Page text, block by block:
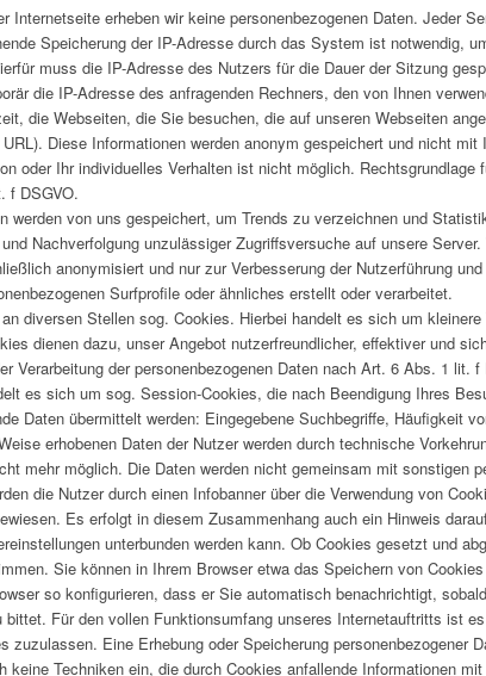
Internetseite erheben wir keine personenbezogenen Daten. Jeder
Speicherung der IP-Adresse durch das System ist notwendig,
muss die IP-Adresse des Nutzers für die Dauer der Sitzung
die IP-Adresse des anfragenden Rechners, den von Ihnen
die Webseiten, die Sie besuchen, die auf unseren Webseiten
Diese Informationen werden anonym gespeichert und nicht
oder Ihr individuelles Verhalten ist nicht möglich. Rechtsgrundlage
f DSGVO.
werden von uns gespeichert, um Trends zu verzeichnen und
Nachverfolgung unzulässiger Zugriffsversuche auf unsere
anonymisiert und nur zur Verbesserung der Nutzerführung
Surfprofile oder ähnliches erstellt oder verarbeitet.
diversen Stellen sog. Cookies. Hierbei handelt es sich um
dienen dazu, unser Angebot nutzerfreundlicher, effektiver und
Verarbeitung der personenbezogenen Daten nach Art. 6 Abs. 1 lit.
es sich um sog. Session-Cookies, die nach Beendigung Ihres
Daten übermittelt werden: Eingegebene Suchbegriffe, Häufigkeit
erhobenen Daten der Nutzer werden durch technische
mehr möglich. Die Daten werden nicht gemeinsam mit sonstigen
die Nutzer durch einen Infobanner über die Verwendung von
Es erfolgt in diesem Zusammenhang auch ein Hinweis
unterbunden werden kann. Ob Cookies gesetzt und
Sie können in Ihrem Browser etwa das Speichern von
so konfigurieren, dass er Sie automatisch benachrichtigt,
Für den vollen Funktionsumfang unseres Internetauftritts ist
zuzulassen. Eine Erhebung oder Speicherung personenbezogener
keine Techniken ein, die durch Cookies anfallende Informationen